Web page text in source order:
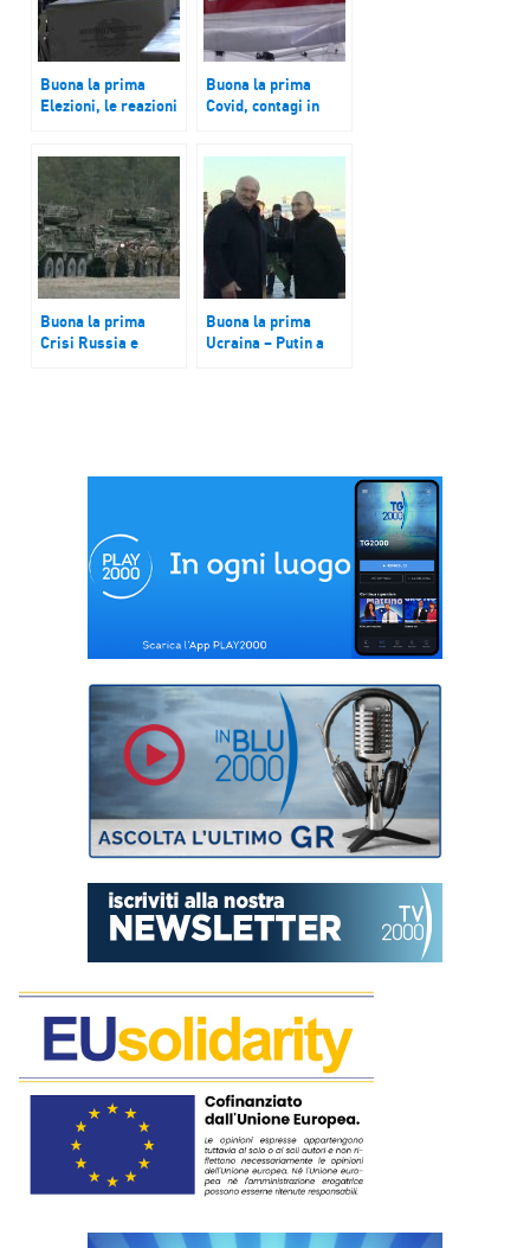
Buona la prima
Elezioni, le reazioni
assegnato sei
capoluoghi al
centrosinistra e tre
al centrodestra
Buona la prima
Covid, contagi in
controllo’
Buona la prima
Crisi Russia e
Buona la prima
Ucraina – Putin a